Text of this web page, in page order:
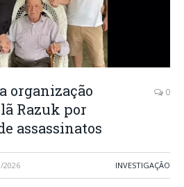
organização
Razuk por
assassinatos
0
2026 INVESTIGAÇÃO